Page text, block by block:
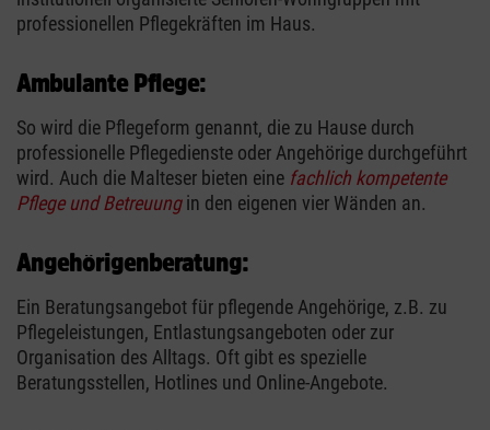
professionellen Pflegekräften im Haus.
Ambulante Pflege:
So wird die Pflegeform genannt, die zu Hause durch
professionelle Pflegedienste oder Angehörige durchgeführt
wird. Auch die Malteser bieten eine fachlich kompetente
Pflege und Betreuungin den eigenen vier Wänden an.
Angehörigenberatung:
Ein Beratungsangebot für pflegende Angehörige, z.B. zu
Pflegeleistungen, Entlastungsangeboten oder zur
Organisation des Alltags. Oft gibt es spezielle
Beratungsstellen, Hotlines und Online-Angebote.